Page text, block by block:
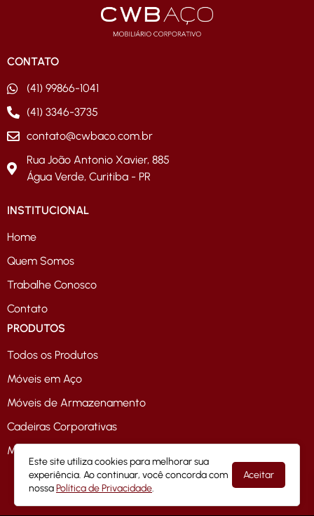
CONTATO
(41) 99866-1041
(41) 3346-3735
contato@cwbaco.com.br
Rua João Antonio Xavier, 885
Água Verde, Curitiba - PR
INSTITUCIONAL
Home
Quem Somos
Trabalhe Conosco
Contato
PRODUTOS
Todos os Produtos
Móveis em Aço
Móveis de Armazenamento
Cadeiras Corporativas
Móveis de Escritório
Este site utiliza cookies para melhorar sua
experiência. Ao continuar, você concorda com
nossaPolítica de Privacidade.
Aceitar